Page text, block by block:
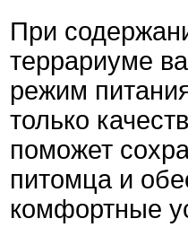
При
террариуме
режим
только
поможет
питомца и
комфортные